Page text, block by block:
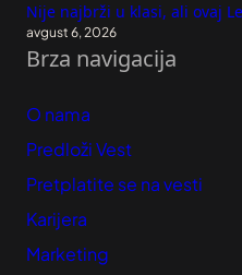
Nije najbrži u klasi, ali ovaj
avgust 6, 2026
Brza navigacija
O nama
Predloži Vest
Pretplatite se na vesti
Karijera
Marketing